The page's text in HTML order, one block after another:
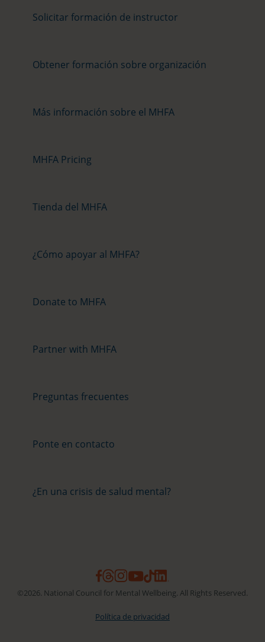
Solicitar formación de instructor
Obtener formación sobre organización
Más información sobre el MHFA
MHFA Pricing
Tienda del MHFA
¿Cómo apoyar al MHFA?
Donate to MHFA
Partner with MHFA
Preguntas frecuentes
Ponte en contacto
¿En una crisis de salud mental?
©2026. National Council for Mental Wellbeing. All Rights Reserved.
Política de privacidad